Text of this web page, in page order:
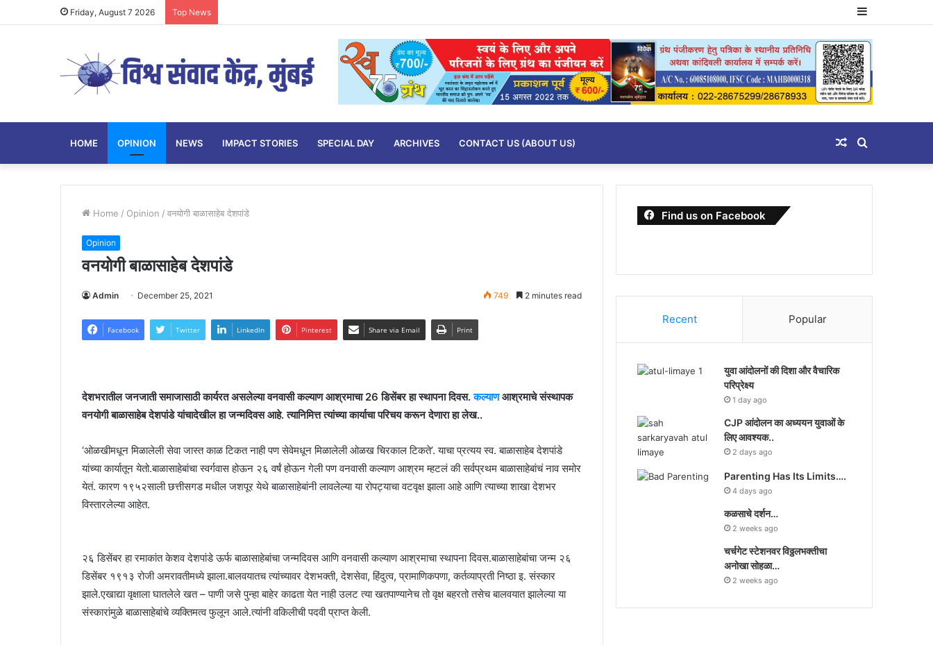
Friday, August 7 2026 Top News Sidebar
HOME OPINION NEWS IMPACT STORIES SPECIAL DAY ARCHIVES CONTACT US (ABOUT US) Search
for
Random
Article
Home / Opinion / वनयोगी बाळासाहेब देशपांडे
Opinion
वनयोगी बाळासाहेब देशपांडे
Admin December 25, 2021 749 2 minutes read
Facebook Twitter LinkedIn Pinterest Share via Email Print
देशभरातील जनजाती समाजासाठी कार्यरत असलेल्या वनवासी कल्याण आश्रमाचा 26 डिसेंबर हा स्थापना दिवस.कल्याणआश्रमाचे संस्थापक
वनयोगी बाळासाहेब देशपांडे यांचादेखील हा जन्मदिवस आहे. त्यानिमित्त त्यांच्या कार्याचा परिचय करून देणारा हा लेख..
‘ओळखीमधून मिळालेली सेवा जास्त काळ टिकत नाही पण सेवेमधून मिळालेली ओळख चिरकाल टिकते’. याचा प्रत्यय स्व. बाळासाहेब देशपांडे
यांच्या कार्यातून येतो.बाळासाहेबांचा स्वर्गवास होऊन २६ वर्षं होऊन गेली पण वनवासी कल्याण आश्रम म्हटलं की सर्वप्रथम बाळासाहेबांचं नाव समोर
येतं. कारण १९५२साली छत्तीसगड मधील जशपूर येथे बाळासाहेबांनी लावलेल्या या रोपट्याचा वटवृक्ष झाला आहे आणि त्याच्या शाखा देशभर
विस्तारलेल्या आहेत.
२६ डिसेंबर हा रमाकांत केशव देशपांडे ऊर्फ बाळासाहेबांचा जन्मदिवस आणि वनवासी कल्याण आश्रमाचा स्थापना दिवस.बाळासाहेबांचा जन्म २६
डिसेंबर १९१३ रोजी अमरावतीमध्ये झाला.बालवयातच त्यांच्यावर देशभक्ती, देशसेवा, हिंदुत्व, प्रामाणिकपणा, कर्तव्याप्रती निष्ठा इ. संस्कार
झाले.एखाद्या वृक्षाला घातलेले खत – पाणी जसे पुन्हा बाहेर काढता येत नाही उलट त्या खतपाण्यानेच तो वृक्ष बहरतो तसेच बालवयात झालेल्या या
संस्कारांमुळे बाळासाहेबांचे व्यक्तिमत्व फुलून आले.त्यांनी वकिलीची पदवी प्राप्त केली.
Find us on Facebook
Recent Popular
युवा आंदोलनों की दिशा और वैचारिक
परिप्रेक्ष्य
1 day ago
CJP आंदोलन का अध्ययन युवाओं के
लिए आवश्यक..
2 days ago
Parenting Has Its Limits….
4 days ago
कळसाचे दर्शन…
2 weeks ago
चर्चगेट स्टेशनवर विठ्ठलभक्तीचा
अनोखा सोहळा…
2 weeks ago